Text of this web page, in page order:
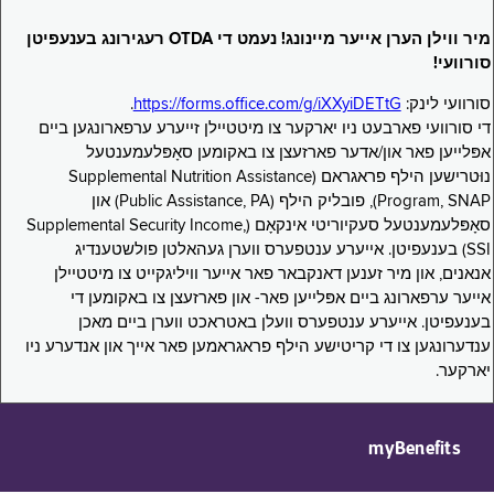
מיר ווילן הערן אייער מיינונג! נעמט די OTDA רעגירונג בענעפיטן
סורוועי!
סורוועי לינק: https://forms.office.com/g/iXXyiDETtG
.
די סורוועי פארבעט ניו יארקער צו מיטטיילן זייערע ערפארונגען ביים
אפּלייען פאר און/אדער פארזעצן צו באקומען סאָפּלעמענטעל
נוּטרישען הילף פראגראם (Supplemental Nutrition Assistance
Program, SNAP), פובליק הילף (Public Assistance, PA) און
סאָפּלעמענטעל סעקיוריטי אינקאָם (Supplemental Security Income,
SSI) בענעפיטן. אייערע ענטפערס ווערן געהאלטן פולשטענדיג
אנאנים, און מיר זענען דאנקבאר פאר אייער וויליגקייט צו מיטטיילן
אייער ערפארונג ביים אפּלייען פאר- און פארזעצן צו באקומען די
בענעפיטן. אייערע ענטפערס וועלן באטראכט ווערן ביים מאכן
ענדערונגען צו די קריטישע הילף פראגראמען פאר אייך און אנדערע ניו
יארקער.
myBenefits